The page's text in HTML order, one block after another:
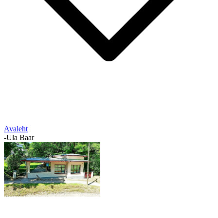
Avaleht
-Ula Baar